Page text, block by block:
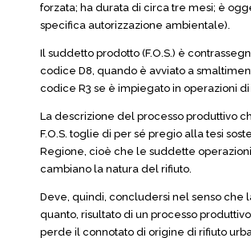
forzata; ha durata di circa tre mesi; è
specifica autorizzazione ambientale).
Il suddetto prodotto (F.O.S.) è
codice D8, quando è avviato a
codice R3 se è impiegato in operazioni
La descrizione del processo produttivo
F.O.S. toglie di per sé pregio alla tesi
Regione, cioè che le suddette
cambiano la natura del rifiuto.
Deve, quindi, concludersi nel senso che
quanto, risultato di un processo
perde il connotato di origine di rifiuto